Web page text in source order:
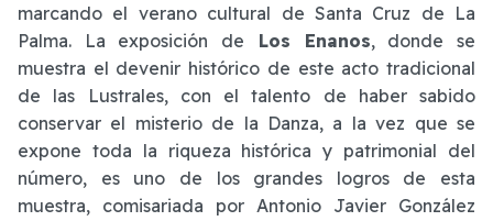
marcando el verano cultural de Santa Cruz de La
Palma. La exposición de Los Enanos, donde se
muestra el devenir histórico de este acto tradicional
de las Lustrales, con el talento de haber sabido
conservar el misterio de la Danza, a la vez que se
expone toda la riqueza histórica y patrimonial del
número, es uno de los grandes logros de esta
muestra, comisariada por Antonio Javier González